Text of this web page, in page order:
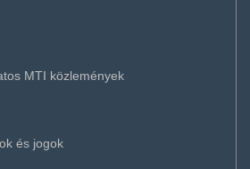
MTI közlemények
és jogok